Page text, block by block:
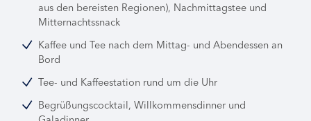
aus den bereisten Regionen), Nachmittagstee und
Mitternachtssnack
Kaffee und Tee nach dem Mittag- und Abendessen an
Bord
Tee- und Kaffeestation rund um die Uhr
Begrüßungscocktail, Willkommensdinner und